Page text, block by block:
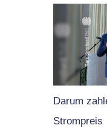
Darum
Strompreis